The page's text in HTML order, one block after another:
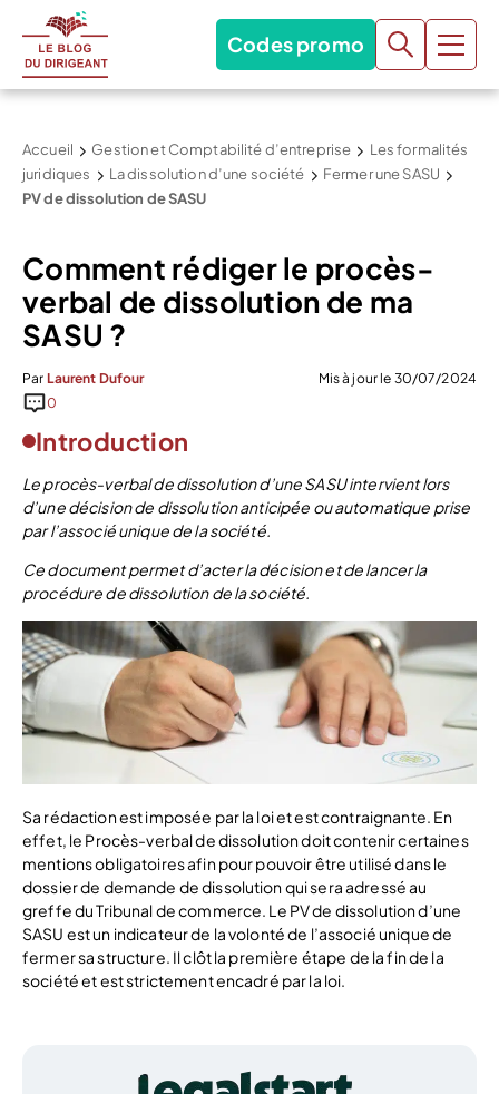
Codes promo
Accueil Gestion et Comptabilité d’entreprise
Les formalités
juridiques
La dissolution d’une société
Fermer une SASU
PV de dissolution de SASU
Comment rédiger le procès-
verbal de dissolution de ma
SASU ?
Par Laurent Dufour
Mis à jour le 30/07/2024
0
Introduction
Le procès-verbal de dissolution d’une SASU intervient lors
d’une décision de dissolution anticipée ou automatique prise
par l’associé unique de la société.
Ce document permet d’acter la décision et de lancer la
procédure de dissolution de la société.
Sa rédaction est imposée par la loi et est contraignante. En
effet, le Procès-verbal de dissolution doit contenir certaines
mentions obligatoires afin pour pouvoir être utilisé dans le
dossier de demande de dissolution qui sera adressé au
greffe du Tribunal de commerce. Le PV de dissolution d’une
SASU est un indicateur de la volonté de l’associé unique de
fermer sa structure. Il clôt la première étape de la fin de la
société et est strictement encadré par la loi.